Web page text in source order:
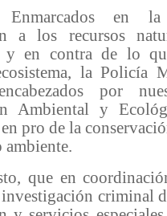
en la
a los recursos
y en contra de lo
la Policía
por
Ambiental y
pro de la
ambiente.
que en
investigación criminal